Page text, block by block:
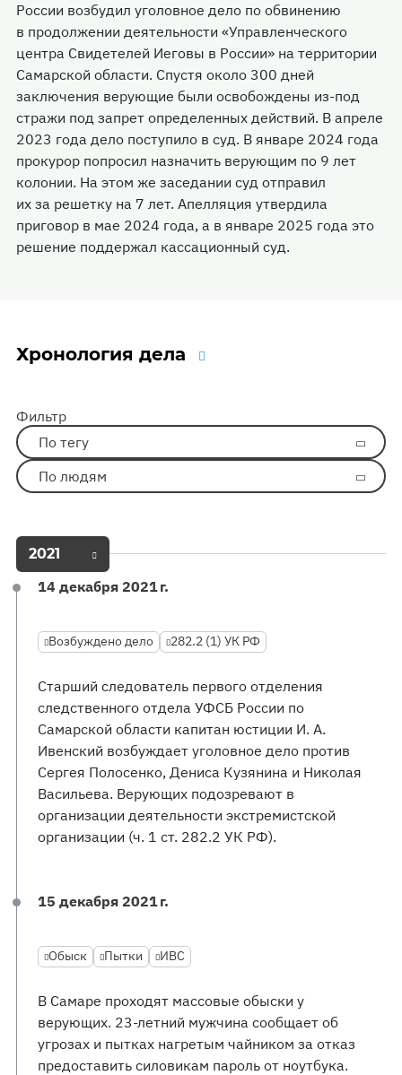
России возбудил уголовное дело по обвинению
в продолжении деятельности «Управленческого
центра Свидетелей Иеговы в России» на территории
Самарской области. Спустя около 300 дней
заключения верующие были освобождены из-под
стражи под запрет определенных действий. В апреле
2023 года дело поступило в суд. В январе 2024 года
прокурор попросил назначить верующим по 9 лет
колонии. На этом же заседании суд отправил
их за решетку на 7 лет. Апелляция утвердила
приговор в мае 2024 года, а в январе 2025 года это
решение поддержал кассационный суд.
Хронология дела
Фильтр
По тегу
По людям
2021
14 декабря 2021 г.
Возбуждено дело 282.2 (1) УК РФ
Старший следователь первого отделения
следственного отдела УФСБ России по
Самарской области капитан юстиции И. А.
Ивенский возбуждает уголовное дело против
Сергея Полосенко, Дениса Кузянина и Николая
Васильева. Верующих подозревают в
организации деятельности экстремистской
организации (ч. 1 ст. 282.2 УК РФ).
15 декабря 2021 г.
Обыск Пытки ИВС
В Самаре проходят массовые обыски у
верующих. 23-летний мужчина сообщает об
угрозах и пытках нагретым чайником за отказ
предоставить силовикам пароль от ноутбука.